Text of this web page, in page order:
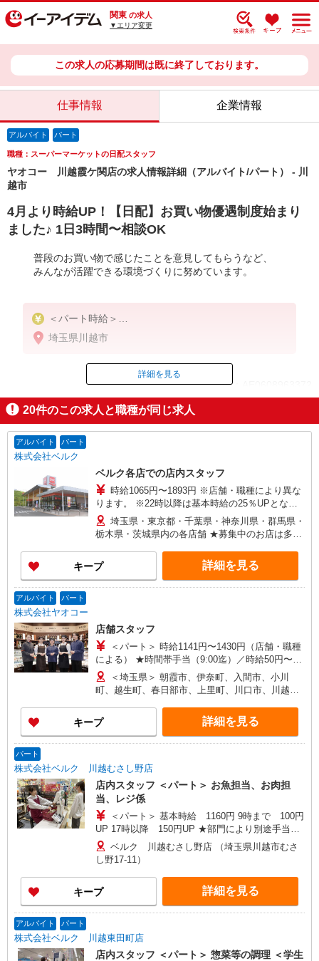
関東 の求人
▼エリア変更
この求人の応募期間は既に終了しております。
仕事情報 企業情報
アルバイト パート
職種：スーパーマーケットの日配スタッフ
ヤオコー 川越霞ケ関店の求人情報詳細（アルバイト/パート） - 川
越市
4月より時給UP！【日配】お買い物優遇制度始まり
ました♪ 1日3時間〜相談OK
普段のお買い物で感じたことを意見してもらうなど、
みんなが活躍できる環境づくりに努めています。
＜パート時給＞
時給1,230円〜1,380円（曜日・時間帯による）
時給1230円〜
★日・祝＋100円
※アルバイトさんの時給や募集内容はお問い合わせ
ください
埼玉県川越市
ID：AE0608963372
掲載期間終了
詳細を見る
20件のこの求人と職種が同じ求人
アルバイト パート
株式会社ベルク
ベルク各店での店内スタッフ
時給1065円〜1893円 ※店舗・職種により異な
ります。 ※22時以降は基本時給の25％UPとなり
ます。 ＜パートのみ＞ ★朝9時までは基本時給＋
100円、17時以降は基本時給＋150円となります。
★日・祝日は全時間帯で時給＋100円となります。
★店舗により鮮魚手当・レジ手当があります。
埼玉県・東京都・千葉県・神奈川県・群馬県・
栃木県・茨城県内の各店舗 ★募集中のお店は多数
もございます。 ＜埼玉県＞ さいたま市、川口市、
戸田市、新座市、 八潮市、越谷市、所沢市、富士
見市、三芳町、ふじみ野市、狭山市、川越市、入
町、東松山市、鴻巣市、行田市、 羽生市、加須
市、熊谷市、深谷市、本庄市、上里町、秩父市、
三郷市、寄居町、和光市、白岡市 ＜東京都＞ 江戸
川区、足立区、町田市、八王子市、青梅市、東大
和市、葛飾区、練馬区 ＜神奈川県＞ 横浜市鶴見
区、横浜市都筑区、座間市、伊勢原市、相模原市
市、流山市、野田市、柏市、八千代市、習志野
市、千葉市中央区、鎌ケ谷市、印西市、佐倉市、
白井市、船橋市、我孫子市、浦安市、富里市 ＜群
市、大泉町、館林市、渋川市、中之条町 ＜茨城県
＞古河市 ＜栃木県＞佐野市、小山市
キープ 詳細を見る
アルバイト パート
株式会社ヤオコー
店舗スタッフ
＜パート＞ 時給1141円〜1430円（店舗・職種
による） ★時間帯手当（9:00迄）／時給50円〜
200円UP（店舗による）
（16:00以降）／時給50円〜250円UP（店舗・時間
帯による） ★土・日・祝日手当／時給100円〜250
円UP ★鮮魚・惣菜・寿司手当／時給100円
UP（店舗による） ＜アルバイト＞ 時給1063円〜
1330円（店舗による） ★時間帯手当（9:00迄・
★土・日・祝日手当／時給100円〜150円UP（店舗
による）
＜埼玉県＞ 朝霞市、伊奈町、入間市、小川
町、越生町、春日部市、上里町、川口市、川越
鴻巣市、越谷市、さいたま市、坂戸市、幸手市、
狭山市、志木市、白岡市、草加市、秩父市、鶴ヶ
島市、所沢市、戸田市、滑川町、新座市、羽生
市、ふじみ野市、本庄市、三郷市、皆野町、三芳
町、毛呂山町、八潮市、寄居町、嵐山町、蕨市 ＜
群馬県＞ 館林市、安中市、太田市、桐生市、高崎
市、富岡市、中之条町、藤岡市、前橋市 ＜栃木県
＞ 足利市、佐野市、野木町 ＜茨城県＞ 古河市、
利根町、取手市、竜ヶ崎市 ＜千葉県＞ 市川市、市
原市、印西市、浦安市、柏市、佐倉市、白井市、
千葉市、富里市、流山市、成田市、野田市、船橋
市、調布市、昭島市、稲城市、青梅市、小平市、
立川市、八王子市、東大和市 ＜神奈川県＞ 小田原
市、相模原市、秦野市、平塚市、藤沢市
キープ 詳細を見る
パート
株式会社ベルク 川越むさし野店
店内スタッフ ＜パート＞ お魚担当、お肉担
当、レジ係
＜パート＞ 基本時給 1160円 9時まで 100円
UP 17時以降 150円UP ★部門により別途手当が
つく場合あり ※22時以降 基本時給より25％UP
★評価制度で時給UP！ ★パートは日・祝日は更
に時給100円UP！ 上記時間帯は募集時間ではあり
ません。募集時間は勤務時間・曜日欄でご確認く
ださい。
ベルク 川越むさし野店 （埼玉県川越市むさ
し野17-11）
キープ 詳細を見る
アルバイト パート
株式会社ベルク 川越東田町店
店内スタッフ ＜パート＞ 惣菜等の調理 ＜学生